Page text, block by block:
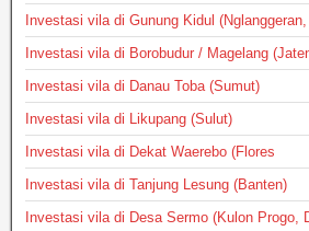
Investasi vila di Gunung Kidul
Investasi vila di Borobudur / Magelang
Investasi vila di Danau Toba (Sumut)
Investasi vila di Likupang (Sulut)
Investasi vila di Dekat Waerebo (Flores
Investasi vila di Tanjung Lesung (Banten)
Investasi vila di Desa Sermo (Kulon Progo,